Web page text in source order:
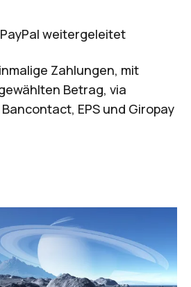
PayPal weitergeleitet
Zahlungen, mit
Betrag, via
EPS und Giropay